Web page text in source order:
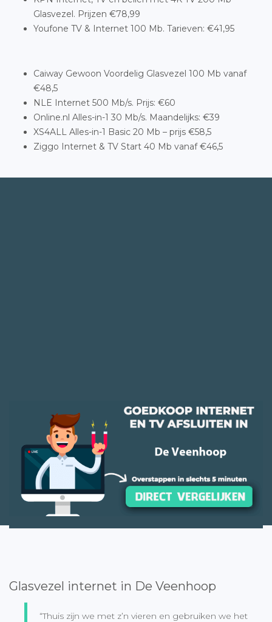
Glasvezel. Prijzen €78,99
Youfone TV & Internet 100 Mb. Tarieven: €41,95
Caiway Gewoon Voordelig Glasvezel 100 Mb vanaf
€48,5
NLE Internet 500 Mb/s. Prijs: €60
Online.nl Alles-in-1 30 Mb/s. Maandelijks: €39
XS4ALL Alles-in-1 Basic 20 Mb – prijs €58,5
Ziggo Internet & TV Start 40 Mb vanaf €46,5
Glasvezel internet in De Veenhoop
“Thuis zijn we met z’n vieren en gebruiken we het